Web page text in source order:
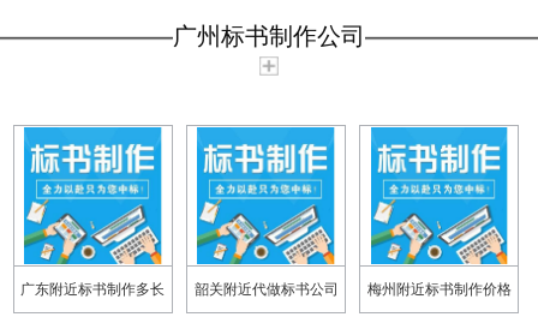
广州标书制作公司
广东附近标书制作多长 韶关附近代做标书公司 梅州附近标书制作价格